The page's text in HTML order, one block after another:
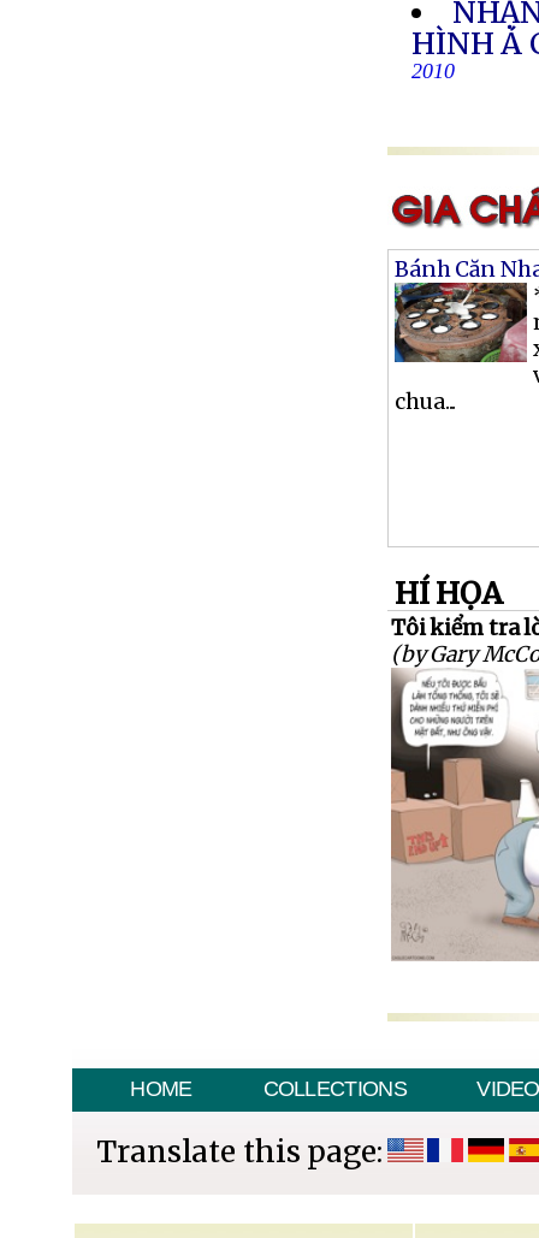
HÌNH Á
2010
Bánh Căn
chua...
HÍ HỌA
Tôi kiểm tra
(by Gary
HOME COLLECTIONS VIDEO
Translate this page: